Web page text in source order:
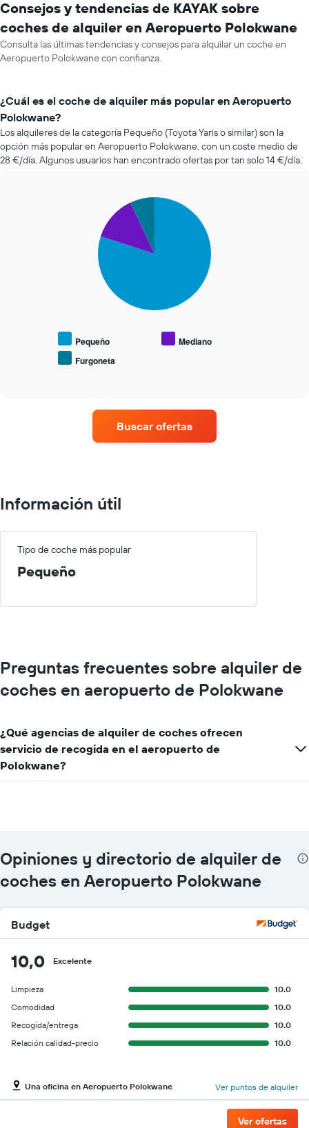
Consejos y tendencias de KAYAK sobre
coches de alquiler en Aeropuerto Polokwane
Consulta las últimas tendencias y consejos para alquilar un coche en
Aeropuerto Polokwane con confianza.
¿Cuál es el coche de alquiler más popular en Aeropuerto
Polokwane?
Los alquileres de la categoría Pequeño (Toyota Yaris o similar) son la
opción más popular en Aeropuerto Polokwane, con un coste medio de
28 €/día. Algunos usuarios han encontrado ofertas por tan solo 14 €/día.
Pequeño
Mediano
Furgoneta
Buscar ofertas
Información útil
Tipo de coche más popular
Pequeño
Preguntas frecuentes sobre alquiler de
coches en aeropuerto de Polokwane
¿Qué agencias de alquiler de coches ofrecen
servicio de recogida en el aeropuerto de
Polokwane?
Opiniones y directorio de alquiler de
coches en Aeropuerto Polokwane
Budget
10,0 Excelente
Limpieza
10.0
Comodidad
10.0
Recogida/entrega
10.0
Relación calidad-precio
10.0
Una oficina en Aeropuerto Polokwane Ver puntos de alquiler
Ver ofertas